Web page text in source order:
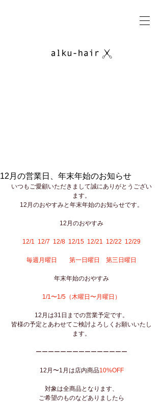
12月の営業日、年末年始のお知らせ
いつもご愛顧いただきまして誠にありがとうござい
ます。
12月のおやすみと年末年始のお知らせです。
12月のおやすみ
12/1  12/7  12/8  12/15  12/21  12/22  12/29
毎週月曜日　　第一日曜日　第三日曜日
年末年始のおやすみ
1/1〜1/5（木曜日〜月曜日）
12月は31日までの営業予定です。
皆様の予定とあわせてご検討よろしくお願いいたし
ます。
ーーーーーーーーーーーーーーー
12月〜1月は店内商品10%OFF
対象は全商品となります、
ご希望のものなどありましたら